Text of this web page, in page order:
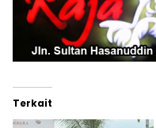
Terkait